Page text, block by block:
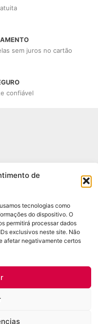
de
tecnologias como
do dispositivo. O
permitirá processar dados
exclusivos neste site. Não
afetar negativamente certos
sem juros no cartão
confiável